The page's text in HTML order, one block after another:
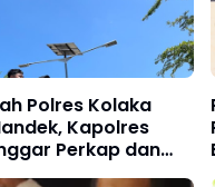
Polres Kolaka
Kapolres
Perkap dan
Hukum